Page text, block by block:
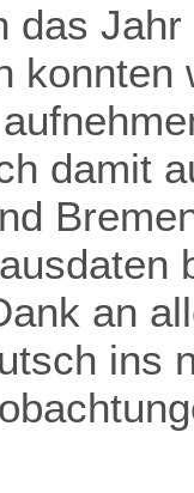
das
damit
an
ins